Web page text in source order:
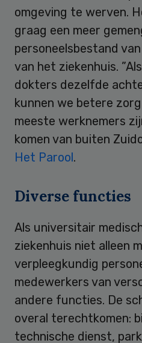
omgeving te werven.
graag een meer
personeelsbestand
van het ziekenhuis.
dokters dezelfde
kunnen we betere zorg
meeste werknemers
komen van buiten
Het Parool.
Diverse functies
Als universitair
ziekenhuis niet alleen
verpleegkundig
medewerkers van
andere functies. De
overal terechtkomen:
technische dienst,